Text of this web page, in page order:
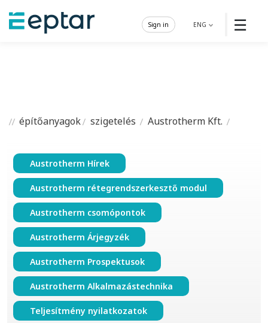
☰
ENG
Sign in
építőanyagok szigetelés Austrotherm Kft.
Austrotherm Hírek
Austrotherm rétegrendszerkesztő modul
Austrotherm csomópontok
Austrotherm Árjegyzék
Austrotherm Prospektusok
Austrotherm Alkalmazástechnika
Teljesítmény nyilatkozatok